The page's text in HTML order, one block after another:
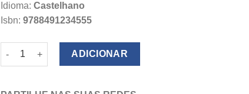
Idioma: Castelhano
Isbn: 9788491234555
Quantidade de El Seguro de Responsabilidad Civil Empresarial
ADICIONAR